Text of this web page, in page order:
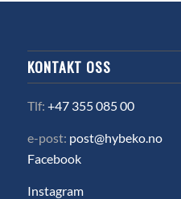
KONTAKT OSS
Tlf: +47 355 085 00
e-post: post@hybeko.no
Facebook
Instagram